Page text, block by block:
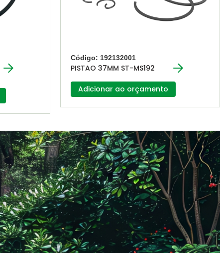
Código: 192132001
PISTAO 37MM ST-MS192
Adicionar ao orçamento